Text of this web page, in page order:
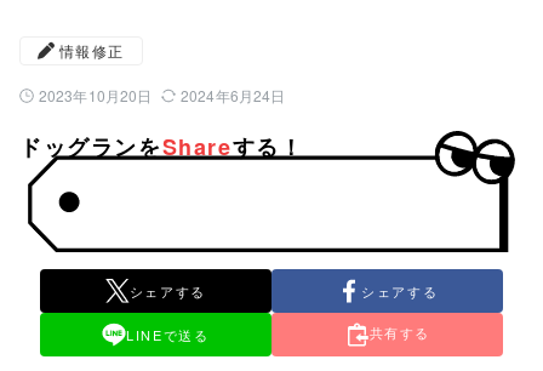
情報修正
公開日：
2023年10月20日 最終更新日：
2024年6月24日
ドッグランをShareする！
シェアする シェアする
LINEで送る 共有する